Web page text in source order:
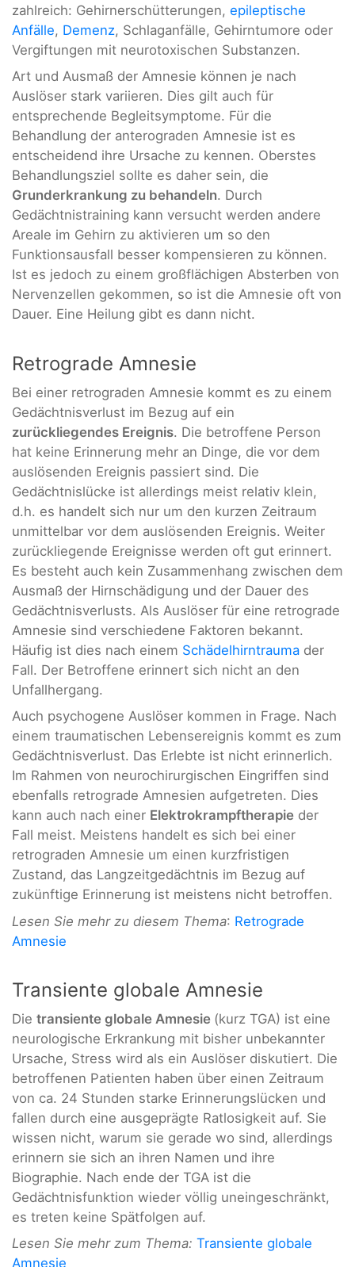
zahlreich: Gehirnerschütterungen, epileptische
Anfälle, Demenz, Schlaganfälle, Gehirntumore oder
Vergiftungen mit neurotoxischen Substanzen.
Art und Ausmaß der Amnesie können je nach
Auslöser stark variieren. Dies gilt auch für
entsprechende Begleitsymptome. Für die
Behandlung der anterograden Amnesie ist es
entscheidend ihre Ursache zu kennen. Oberstes
Behandlungsziel sollte es daher sein, die
Grunderkrankung zu behandeln. Durch
Gedächtnistraining kann versucht werden andere
Areale im Gehirn zu aktivieren um so den
Funktionsausfall besser kompensieren zu können.
Ist es jedoch zu einem großflächigen Absterben von
Nervenzellen gekommen, so ist die Amnesie oft von
Dauer. Eine Heilung gibt es dann nicht.
Retrograde Amnesie
Bei einer retrograden Amnesie kommt es zu einem
Gedächtnisverlust im Bezug auf ein
zurückliegendes Ereignis. Die betroffene Person
hat keine Erinnerung mehr an Dinge, die vor dem
auslösenden Ereignis passiert sind. Die
Gedächtnislücke ist allerdings meist relativ klein,
d.h. es handelt sich nur um den kurzen Zeitraum
unmittelbar vor dem auslösenden Ereignis. Weiter
zurückliegende Ereignisse werden oft gut erinnert.
Es besteht auch kein Zusammenhang zwischen dem
Ausmaß der Hirnschädigung und der Dauer des
Gedächtnisverlusts. Als Auslöser für eine retrograde
Amnesie sind verschiedene Faktoren bekannt.
Häufig ist dies nach einem Schädelhirntrauma der
Fall. Der Betroffene erinnert sich nicht an den
Unfallhergang.
Auch psychogene Auslöser kommen in Frage. Nach
einem traumatischen Lebensereignis kommt es zum
Gedächtnisverlust. Das Erlebte ist nicht erinnerlich.
Im Rahmen von neurochirurgischen Eingriffen sind
ebenfalls retrograde Amnesien aufgetreten. Dies
kann auch nach einer Elektrokrampftherapie der
Fall meist. Meistens handelt es sich bei einer
retrograden Amnesie um einen kurzfristigen
Zustand, das Langzeitgedächtnis im Bezug auf
zukünftige Erinnerung ist meistens nicht betroffen.
Lesen Sie mehr zu diesem Thema: Retrograde
Amnesie
Transiente globale Amnesie
Die transiente globale Amnesie (kurz TGA) ist eine
neurologische Erkrankung mit bisher unbekannter
Ursache, Stress wird als ein Auslöser diskutiert. Die
betroffenen Patienten haben über einen Zeitraum
von ca. 24 Stunden starke Erinnerungslücken und
fallen durch eine ausgeprägte Ratlosigkeit auf. Sie
wissen nicht, warum sie gerade wo sind, allerdings
erinnern sie sich an ihren Namen und ihre
Biographie. Nach ende der TGA ist die
Gedächtnisfunktion wieder völlig uneingeschränkt,
es treten keine Spätfolgen auf.
Lesen Sie mehr zum Thema: Transiente globale
Amnesie